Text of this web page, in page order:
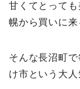
甘くてとって
幌から買いに来
そんな長沼町
け市という大人